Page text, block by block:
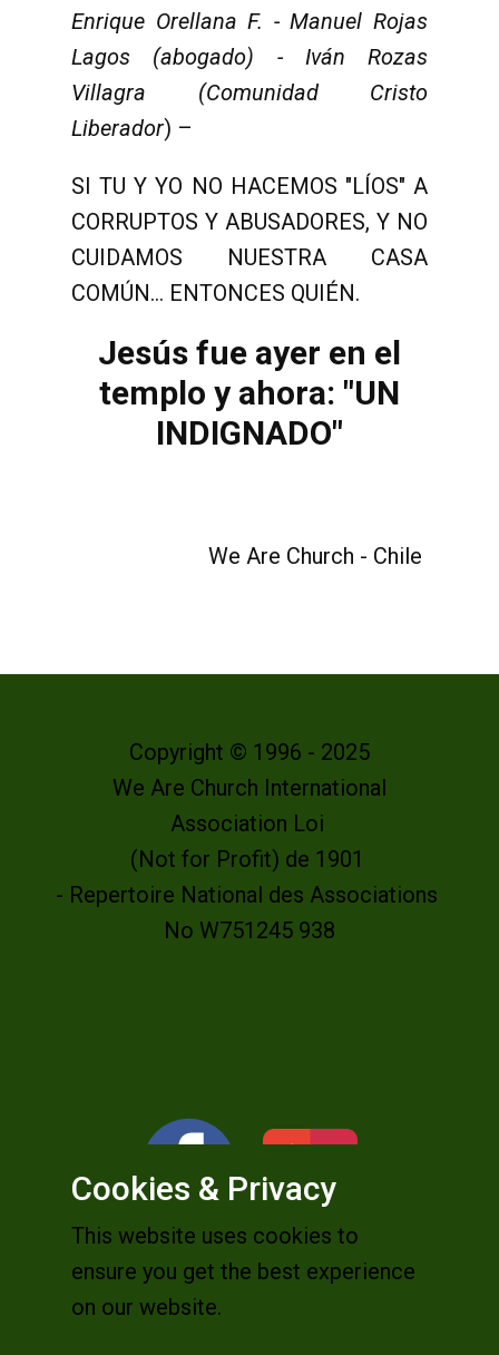
Enrique Orellana F. - Manuel Rojas
Lagos (abogado) - Iván Rozas
Villagra (Comunidad Cristo
Liberador) –
SI TU Y YO NO HACEMOS "LÍOS" A
CORRUPTOS Y ABUSADORES, Y NO
CUIDAMOS NUESTRA CASA
COMÚN... ENTONCES QUIÉN.
Jesús fue ayer en el
templo y ahora: "UN
INDIGNADO"
We Are Church - Chile
Copyright © 1996 - 2025
We Are Church International
Association Loi
(Not for Profit) de 1901
- Repertoire National des Associations
No W751245 938
Cookies & Privacy
This website uses cookies to
ensure you get the best experience
on our website.